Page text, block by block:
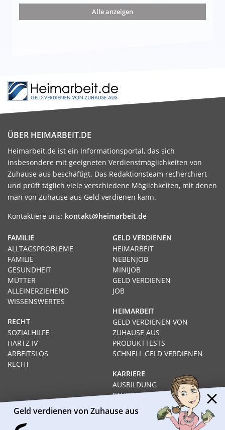
die 15 besten Möglichkeiten
Alle anzeigen
ÜBER HEIMARBEIT.DE
Heimarbeit.de ist ein Informationsportal, das sich
insbesondere mit geeigneten Verdienstmöglichkeiten von
Zuhause aus beschäftigt. Das Redaktionsteam recherchiert
und prüft täglich viele verschiedene Möglichkeiten, mit denen
man von Zuhause aus Geld verdienen kann.
Kontaktiere uns: kontakt@heimarbeit.de
GELD VERDIENEN
HEIMARBEIT
NEBENJOB
MINIJOB
GELD VERDIENEN
JOB
HEIMARBEIT
GELD VERDIENEN VON
ZUHAUSE AUS
PRODUKTTESTS
SCHNELL GELD VERDIENEN
KARRIERE
AUSBILDUNG
STUDIUM
GEHÄLTER
FAMILIE
ALLTAGSPROBLEME
FAMILIE
GESUNDHEIT
MÜTTER
ALLEINERZIEHEND
WISSENSWERTES
RECHT
SOZIALHILFE
HARTZ IV
ARBEITSLOS
RECHT
Geld verdienen von Zuhause aus